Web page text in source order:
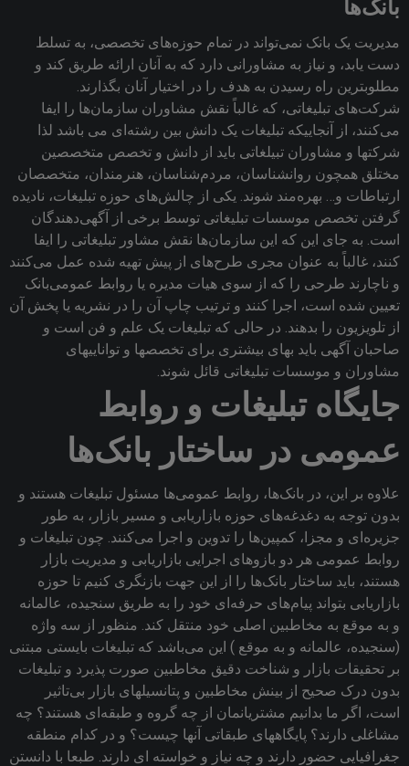
بانک‌ها
مدیریت یک بانک نمی‌تواند در تمام حوزه‌های تخصصی، به تسلط
دست یابد، و نیاز به مشاورانی دارد که به آنان ارائه طریق کند و
مطلوبترین راه رسیدن به هدف را در اختیار آنان بگذارند.
شرکت‌های تبلیغاتی، که غالباً نقش مشاوران سازمان‌ها را ایفا
می‌کنند، از آنجاییکه تبلیغات یک دانش بین رشته‌ای می باشد لذا
شرکتها و مشاوران تبیلغاتی باید از دانش و تخصص متخصصین
مختلق همچون روانشناسان، مردم‌شناسان، هنرمندان، متخصصان
ارتباطات و… بهره‌مند شوند. یکی از چالش‌های حوزه تبلیغات، نادیده
گرفتن تخصص موسسات تبلیغاتی توسط برخی از آگهی‌دهندگان
است. به جای این که این سازمان‌ها نقش مشاور تبلیغاتی را ایفا
کنند، غالباً به عنوان مجری طرح‌های از پیش تهیه ‌شده عمل می‌کنند
و ناچارند طرحی را که از سوی هیات مدیره یا روابط عمو‌می‌بانک
تعیین شده است‌، اجرا کنند و ترتیب چاپ آن را در نشریه یا پخش آن
از تلویزیون را بدهند. در حالی که تبلیغات یک علم و فن است و
صاحبان آگهی باید بهای بیشتری برای تخصصها و تواناییهای
مشاوران و موسسات تبلیغاتی قائل شوند.
جایگاه تبلیغات و روابط
عمومی در ساختار بانک‌ها
علاوه بر این، در بانک‌ها، روابط عمومی‌ها مسئول تبلیغات هستند و
بدون توجه به دغدغه‌های حوزه بازاریابی و مسیر بازار، به طور
جزیره‌ای و مجزا، کمپین‌ها را تدوین و اجرا می‌کنند. چون تبلیغات و
روابط عمومی هر دو بازوهای اجرایی بازاریابی و مدیریت بازار
هستند، باید ساختار بانک‌ها را از این جهت بازنگری کنیم تا حوزه
بازاریابی بتواند پیام‌های حرفه‌ای خود را به طریق سنجیده، عالمانه
و به موقع به مخاطبین اصلی خود منتقل کند. منظور از سه واژه
(سنجیده‌، عالمانه و به موقع ) این ‌می‌باشد که تبلیغات بایستی مبتنی
بر تحقیقات بازار و شناخت دقیق مخاطبین صورت پذیرد و تبلیغات
بدون درک صحیح از بینش مخاطبین و پتانسیلهای بازار بی‌تاثیر
است‌، اگر ما بدانیم مشتریانمان از چه گروه و طبقه‌ای هستند؟ چه
مشاغلی دارند؟ پایگاههای طبقاتی آنها چیست؟ و در کدام منطقه
جغرافیایی حضور دارند و چه نیاز و خواسته ای دارند. طبعا ‌با دانستن